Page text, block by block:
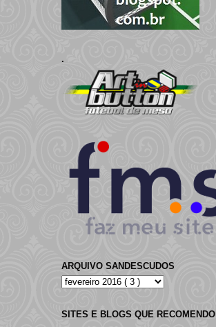
.
ARQUIVO SANDESCUDOS
SITES E BLOGS QUE RECOMENDO